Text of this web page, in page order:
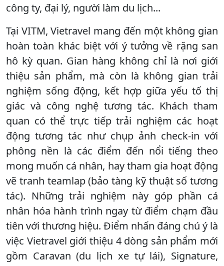
công ty, đại lý, người làm du lịch...
Tại VITM, Vietravel mang đến một không gian
hoàn toàn khác biệt với ý tưởng về rặng san
hô kỳ quan. Gian hàng không chỉ là nơi giới
thiệu sản phẩm, mà còn là không gian trải
nghiệm sống động, kết hợp giữa yếu tố thị
giác và công nghệ tương tác. Khách tham
quan có thể trực tiếp trải nghiệm các hoạt
động tương tác như chụp ảnh check-in với
phông nền là các điểm đến nổi tiếng theo
mong muốn cá nhân, hay tham gia hoạt động
vẽ tranh teamlap (bảo tàng kỹ thuật số tương
tác). Những trải nghiệm này góp phần cá
nhân hóa hành trình ngay từ điểm chạm đầu
tiên với thương hiệu. Điểm nhấn đáng chú ý là
việc Vietravel giới thiệu 4 dòng sản phẩm mới
gồm Caravan (du lịch xe tự lái), Signature,